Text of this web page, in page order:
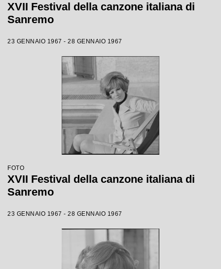
XVII Festival della canzone italiana di
Sanremo
23 GENNAIO 1967 - 28 GENNAIO 1967
FOTO
XVII Festival della canzone italiana di
Sanremo
23 GENNAIO 1967 - 28 GENNAIO 1967